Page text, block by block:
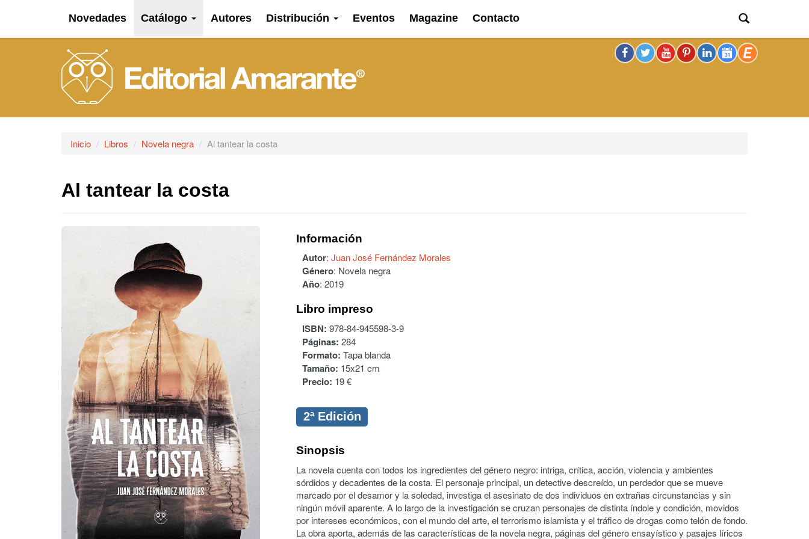
Novedades Catálogo Autores Distribución Eventos Magazine Contacto
Inicio Libros Novela negra Al tantear la costa
Al tantear la costa
Información
Autor: Juan José Fernández Morales
Género: Novela negra
Año: 2019
Libro impreso
ISBN: 978-84-945598-3-9
Páginas: 284
Formato: Tapa blanda
Tamaño: 15x21 cm
Precio: 19 €
2ª Edición
Sinopsis
La novela cuenta con todos los ingredientes del género negro: intriga, crítica, acción, violencia y ambientes
sórdidos y decadentes de la costa. El personaje principal, un detective descreído, un perdedor que se mueve
marcado por el desamor y la soledad, investiga el asesinato de dos individuos en extrañas circunstancias y sin
ningún móvil aparente. A lo largo de la investigación se cruzan personajes de distinta índole y condición, movidos
por intereses económicos, con el mundo del arte, el terrorismo islamista y el tráfico de drogas como telón de fondo.
La obra aporta, además de las características de la novela negra, páginas del género ensayístico y pasajes líricos